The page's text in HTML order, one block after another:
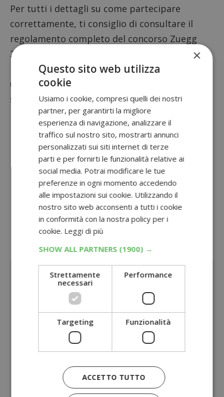
Per tutti i dettagli su come partecipare
correttamente, ti consiglio di consultare il
regolamento completo del concorso Zuegg
2026 per evitare errori.
Hai trovato utile questo articolo? Dai
un’occhiata ad altri concorsi simili che ho
segnalato:
Pasta Barilla a 0,59€ su Amazon: tutti i
formati disponibili in offerta
Raccolta punti Qubì Paneangeli: come
funziona e quali premi puoi ottenere
Con Coca-Cola e MD puoi vincere 100 box
di prodotti alimentari e bibite!
Oppure, visita la sezione dedicata a tutti
concorsi con acquisto
Sponsorizzato:
×
Questo sito web utilizza
cookie
Usiamo i cookie, compresi quelli dei nostri
partner, per garantirti la migliore
esperienza di navigazione, analizzare il
traffico sul nostro sito, mostrarti annunci
personalizzati sui siti internet di terze
parti e per fornirti le funzionalità relative ai
social media. Potrai modificare le tue
preferenze in ogni momento accedendo
alle impostazioni sui cookie. Utilizzando il
nostro sito web acconsenti a tutti i cookie
in conformità con la nostra policy per i
cookie. Leggi di più
SHOW ALL PARTNERS (1900) →
Strettamente
necessari
Performance
Targeting Funzionalità
ACCETTO TUTTO